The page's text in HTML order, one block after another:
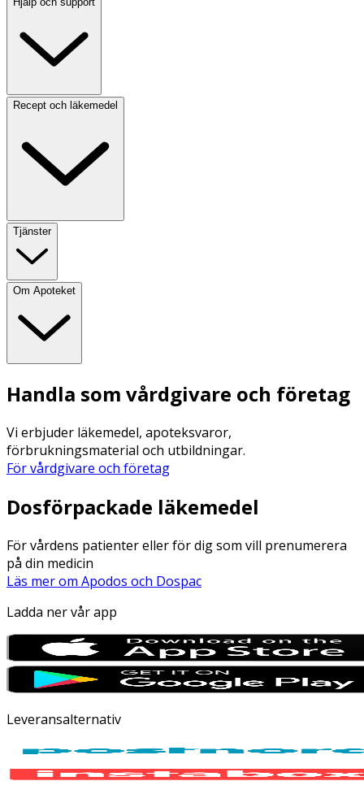
Recept och läkemedel
Tjänster
Om Apoteket
Handla som vårdgivare och företag
Vi erbjuder läkemedel, apoteksvaror,
förbrukningsmaterial och utbildningar.
För vårdgivare och företag
Dosförpackade läkemedel
För vårdens patienter eller för dig som vill prenumerera
på din medicin
Läs mer om Apodos och Dospac
Ladda ner vår app
Leveransalternativ